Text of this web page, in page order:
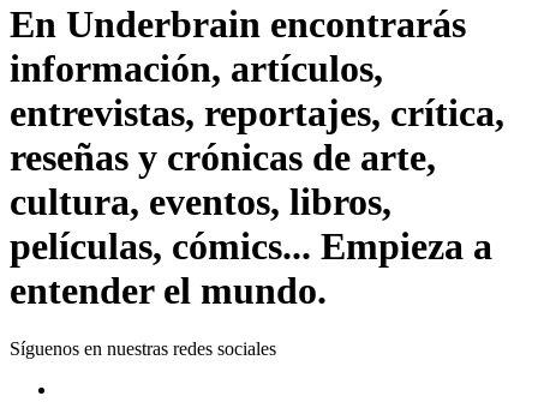
En Underbrain encontrarás
información, artículos,
entrevistas, reportajes, crítica,
reseñas y crónicas de arte,
cultura, eventos, libros,
películas, cómics... Empieza a
entender el mundo.
Síguenos en nuestras redes sociales